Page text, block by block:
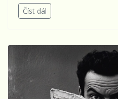
Číst dál